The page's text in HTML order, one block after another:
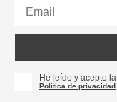
He leído y acepto
Política de privacidad